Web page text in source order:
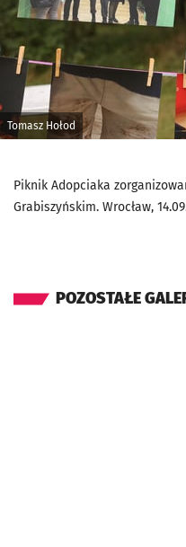
Tomasz Hołod
Piknik Adopciaka
Grabiszyńskim. Wrocław,
POZOSTAŁE